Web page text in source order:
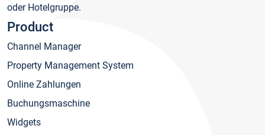
oder Hotelgruppe.
Product
Channel Manager
Property Management System
Online Zahlungen
Buchungsmaschine
Widgets